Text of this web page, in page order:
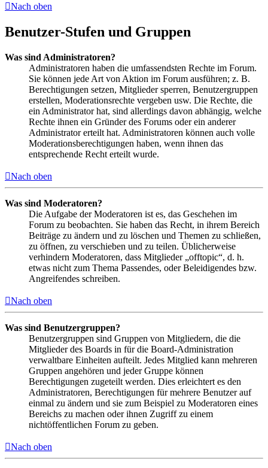
Nach oben
Benutzer-Stufen und Gruppen
Was sind Administratoren?
Administratoren haben die umfassendsten Rechte im Forum.
Sie können jede Art von Aktion im Forum ausführen; z. B.
Berechtigungen setzen, Mitglieder sperren, Benutzergruppen
erstellen, Moderationsrechte vergeben usw. Die Rechte, die
ein Administrator hat, sind allerdings davon abhängig, welche
Rechte ihnen ein Gründer des Forums oder ein anderer
Administrator erteilt hat. Administratoren können auch volle
Moderationsberechtigungen haben, wenn ihnen das
entsprechende Recht erteilt wurde.
Nach oben
Was sind Moderatoren?
Die Aufgabe der Moderatoren ist es, das Geschehen im
Forum zu beobachten. Sie haben das Recht, in ihrem Bereich
Beiträge zu ändern und zu löschen und Themen zu schließen,
zu öffnen, zu verschieben und zu teilen. Üblicherweise
verhindern Moderatoren, dass Mitglieder „offtopic“, d. h.
etwas nicht zum Thema Passendes, oder Beleidigendes bzw.
Angreifendes schreiben.
Nach oben
Was sind Benutzergruppen?
Benutzergruppen sind Gruppen von Mitgliedern, die die
Mitglieder des Boards in für die Board-Administration
verwaltbare Einheiten aufteilt. Jedes Mitglied kann mehreren
Gruppen angehören und jeder Gruppe können
Berechtigungen zugeteilt werden. Dies erleichtert es den
Administratoren, Berechtigungen für mehrere Benutzer auf
einmal zu ändern und sie zum Beispiel zu Moderatoren eines
Bereichs zu machen oder ihnen Zugriff zu einem
nichtöffentlichen Forum zu geben.
Nach oben